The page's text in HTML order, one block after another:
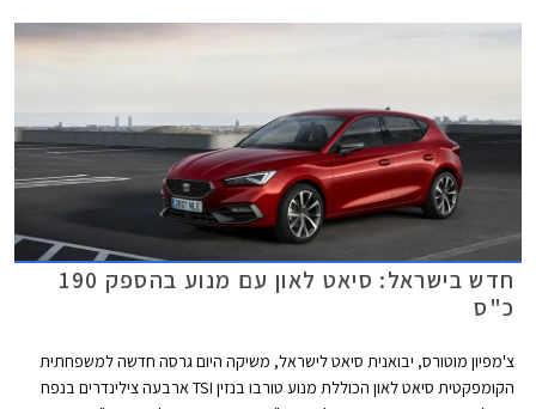
חדש בישראל: סיאט לאון עם מנוע בהספק 190
כ"ס
צ'מפיון מוטורס, יבואנית סיאט לישראל, משיקה היום גרסה חדשה למשפחתית
הקומפקטית סיאט לאון הכוללת מנוע טורבו בנזין TSI ארבעה צילינדרים בנפח